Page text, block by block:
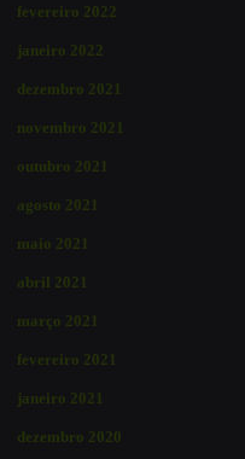
fevereiro 2022
janeiro 2022
dezembro 2021
novembro 2021
outubro 2021
agosto 2021
maio 2021
abril 2021
março 2021
fevereiro 2021
janeiro 2021
dezembro 2020